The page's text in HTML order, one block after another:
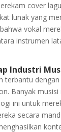
cover
lunak yang
vokal
instrumen
Industri
terbantu dengan
Banyak musisi
ini untuk
secara